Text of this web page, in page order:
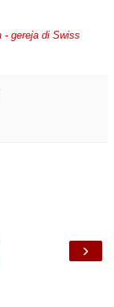
- gereja di Swiss
›